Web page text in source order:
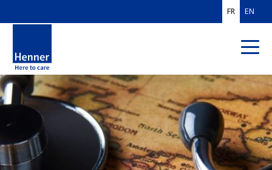
FR EN
QUI SOMMES-NOUS ?
EXPERTISES
MÉTIERS